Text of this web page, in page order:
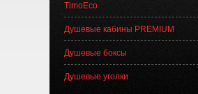
TimoEco
Душевые кабины PREMIUM
Душевые боксы
Душевые уголки